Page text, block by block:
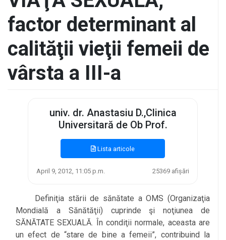
factor determinant al
calităţii vieţii femeii de
vârsta a III-a
univ. dr. Anastasiu D.,Clinica
Universitară de Ob Prof.
Lista articole
April 9, 2012, 11:05 p.m. 25369 afișări
Definiţia stării de sănătate a OMS (Organizaţia
Mondială a Sănătăţii) cuprinde şi noţiunea de
SĂNĂTATE SEXUALĂ. În condiţii normale, aceasta are
un efect de “stare de bine a femeii”, contribuind la